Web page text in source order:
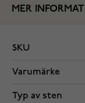
MER
SKU
Varumärke
Typ av sten